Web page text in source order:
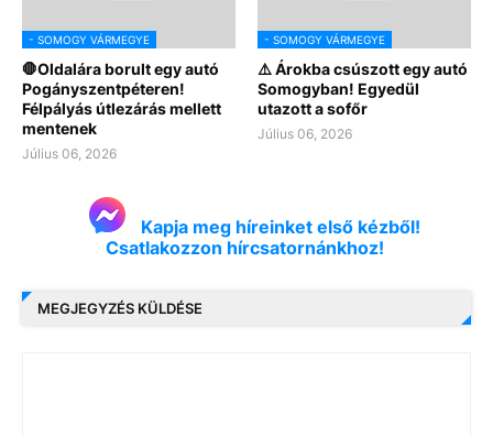
- SOMOGY VÁRMEGYE
🛑Oldalára borult egy autó
Pogányszentpéteren!
Félpályás útlezárás mellett
mentenek
Július 06, 2026
- SOMOGY VÁRMEGYE
⚠️ Árokba csúszott egy autó
Somogyban! Egyedül
utazott a sofőr
Július 06, 2026
Kapja meg híreinket első kézből!
Csatlakozzon hírcsatornánkhoz!
MEGJEGYZÉS KÜLDÉSE